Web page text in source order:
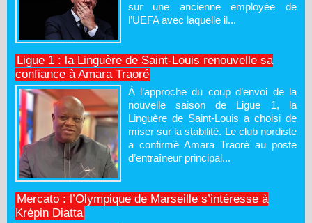
sur une ancienne employée de
l’UEFA avec laquelle il...
Ligue 1 : la Linguère de Saint-Louis renouvelle sa
confiance à Amara Traoré
À l’approche du coup d’envoi de la
nouvelle saison de Ligue 1, la
Linguère de Saint-Louis a choisi de
miser sur la stabilité. Le club nordiste
a confirmé Amara Traoré au poste
d’entraîneur principal...
Mercato : l’Olympique de Marseille s’intéresse à
Krépin Diatta